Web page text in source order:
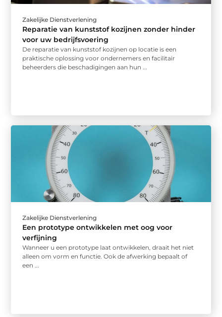
Zakelijke Dienstverlening
Reparatie van kunststof kozijnen zonder hinder
voor uw bedrijfsvoering
De reparatie van kunststof kozijnen op locatie is een
praktische oplossing voor ondernemers en facilitair
beheerders die beschadigingen aan hun ...
Zakelijke Dienstverlening
Een prototype ontwikkelen met oog voor
verfijning
Wanneer u een prototype laat ontwikkelen, draait het niet
alleen om vorm en functie. Ook de afwerking bepaalt of
een ...